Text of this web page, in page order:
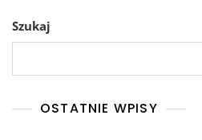
Szukaj
OSTATNIE WPISY